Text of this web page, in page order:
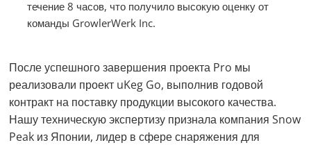
течение 8 часов, что получило высокую оценку от
команды GrowlerWerk Inc.
После успешного завершения проекта Pro мы
реализовали проект uKeg Go, выполнив годовой
контракт на поставку продукции высокого качества.
Нашу техническую экспертизу признала компания Snow
Peak из Японии, лидер в сфере снаряжения для